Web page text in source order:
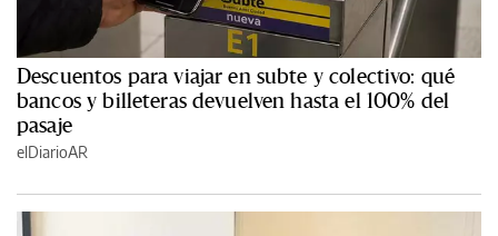
Descuentos para viajar en subte y colectivo: qué
bancos y billeteras devuelven hasta el 100% del
pasaje
elDiarioAR